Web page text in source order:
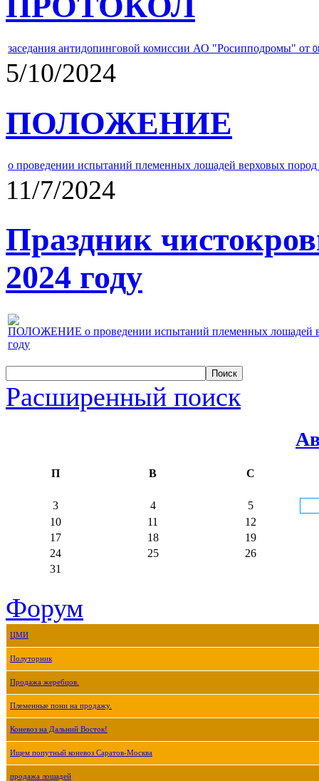
заседания антидопинговой комиссии АО "Росипподромы" от
5/10/2024
ПОЛОЖЕНИЕ
о проведении испытаний племенных лошадей верховых
11/7/2024
Праздник
2024 году
ПОЛОЖЕНИЕ о проведении испытаний племенных лошадей
году
Расширенный поиск
П В С
3 4
5
10
11
12
17
18
19
24
25
26
31
Форум
ЦМИ
Полуторник
Продажа жеребцов.
Племенные пони на продажу.
Коневоз на Дальний Восток!
Ищем попутный коневоз Саратов-Москва
продажа лошадей